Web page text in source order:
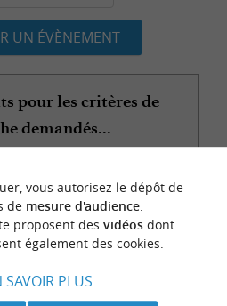
UN ÉVÈNEMENT
pour les critères de
demandés...
n
o
t
r
e
c
o
u
p
d
e
c
o
e
u
r
vous autorisez le dépôt de
de mesure d'audience.
proposent des vidéosdont
également des cookies.
SAVOIR PLUS